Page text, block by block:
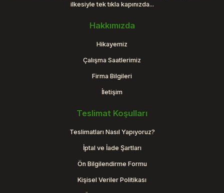
ilkesiyle tek tıkla kapınızda...
Hakkımızda
Hikayemiz
Çalışma Saatlerimiz
Firma Bilgileri
İletişim
Teslimat Koşulları
Teslimatları Nasıl Yapıyoruz?
İptal ve İade Şartları
Ön Bilgilendirme Formu
Kişisel Veriler Politikası